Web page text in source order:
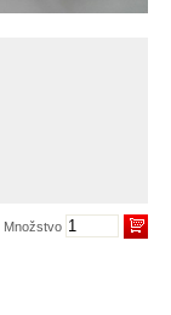
Množstvo